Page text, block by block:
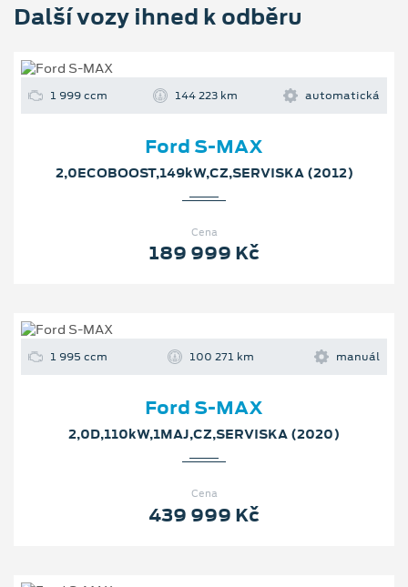
Další vozy ihned k odběru
1 999 ccm 144 223 km automatická
Ford S-MAX
2,0ECOBOOST,149kW,CZ,SERVISKA (2012)
Cena
189 999 Kč
1 995 ccm 100 271 km manuál
Ford S-MAX
2,0D,110kW,1MAJ,CZ,SERVISKA (2020)
Cena
439 999 Kč